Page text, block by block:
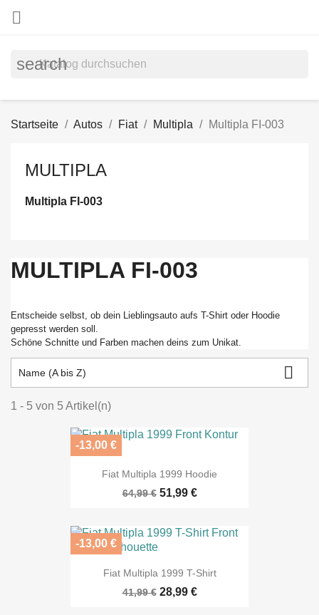

search
Startseite Autos Fiat Multipla Multipla FI-003
MULTIPLA
Multipla FI-003
MULTIPLA FI-003
Entscheide selbst, ob dein Lieblingsauto aufs T-Shirt oder Hoodie
gepresst werden soll.
Schöne Schnitte und Farben machen deins zum Unikat.
Name (A bis Z) 
1 - 5 von 5 Artikel(n)
Fiat Multipla 1999 Hoodie
64,99 € 51,99 €
-13,00 €
Fiat Multipla 1999 T-Shirt
41,99 € 28,99 €
-13,00 €